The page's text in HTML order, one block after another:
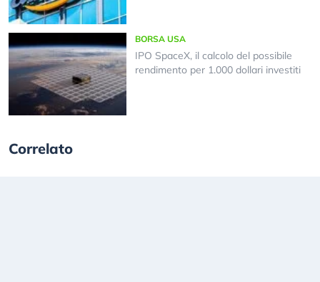
BORSA USA
IPO SpaceX, il calcolo del possibile
rendimento per 1.000 dollari investiti
Correlato